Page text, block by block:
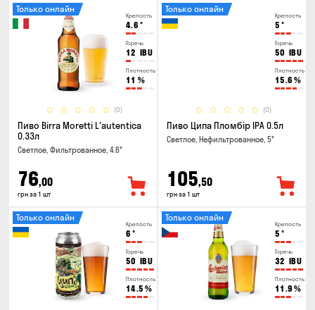
Крепость
4.6 °
Горечь
12 IBU
Плотность
11 %
(0)
Только онлайн
Пиво Birra Moretti L'autentica
0.33л
Светлое, Фильтрованное, 4.6°
76,00
грн за 1 шт
Крепость
5 °
Горечь
50 IBU
Плотность
15.6 %
(0)
Только онлайн
Пиво Ципа Пломбір IPA 0.5л
Светлое, Нефильтрованное, 5°
105,50
грн за 1 шт
Крепость
6 °
Горечь
50 IBU
Плотность
14.5 %
Только онлайн
Крепость
5 °
Горечь
32 IBU
Плотность
11.9 %
Только онлайн